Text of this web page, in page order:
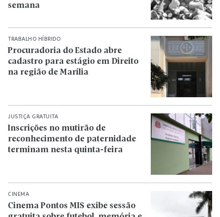
semana
TRABALHO HÍBRIDO
Procuradoria do Estado abre
cadastro para estágio em Direito
na região de Marília
JUSTIÇA GRATUITA
Inscrições no mutirão de
reconhecimento de paternidade
terminam nesta quinta-feira
CINEMA
Cinema Pontos MIS exibe sessão